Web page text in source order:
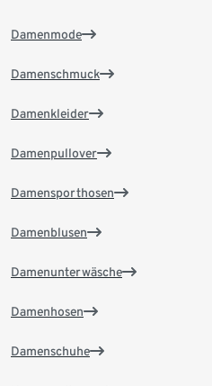
Damenmode
Damenschmuck
Damenkleider
Damenpullover
Damensporthosen
Damenblusen
Damenunterwäsche
Damenhosen
Damenschuhe